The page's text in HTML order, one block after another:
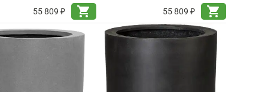
55 809 ₽
shopping_cart
55 809 ₽
shopping_cart